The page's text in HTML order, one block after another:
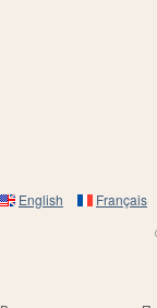
English Français